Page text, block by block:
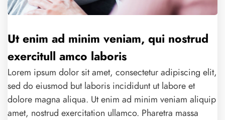
Ut enim ad minim veniam, qui nostrud
exercitull amco laboris
Lorem ipsum dolor sit amet, consectetur adipiscing elit,
sed do eiusmod but laboris incididunt ut labore et
dolore magna aliqua. Ut enim ad minim veniam aliquip
amet, nostrud exercitation ullamco. Pharetra massa